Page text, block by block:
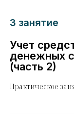
3 занятие
Учет
денежных
(часть 2)
Практическое